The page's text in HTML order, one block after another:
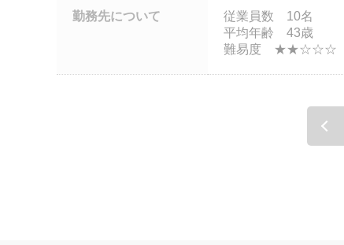
勤務先について
従業員数 10名
平均年齢 43歳
難易度